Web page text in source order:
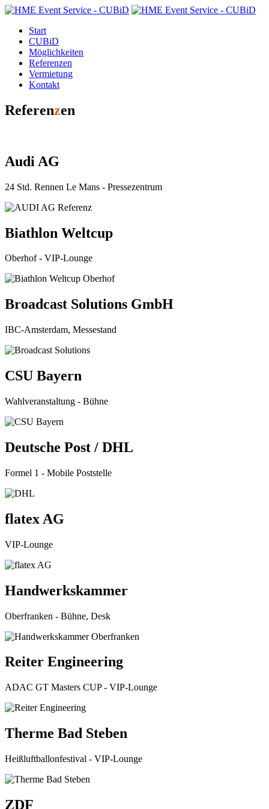
Start
CUBiD
Möglichkeiten
Referenzen
Vermietung
Kontakt
Referenzen
Audi AG
24 Std. Rennen Le Mans - Pressezentrum
Biathlon Weltcup
Oberhof - VIP-Lounge
Broadcast Solutions GmbH
IBC-Amsterdam, Messestand
CSU Bayern
Wahlveranstaltung - Bühne
Deutsche Post / DHL
Formel 1 - Mobile Poststelle
flatex AG
VIP-Lounge
Handwerkskammer
Oberfranken - Bühne, Desk
Reiter Engineering
ADAC GT Masters CUP - VIP-Lounge
Therme Bad Steben
Heißluftballonfestival - VIP-Lounge
ZDF